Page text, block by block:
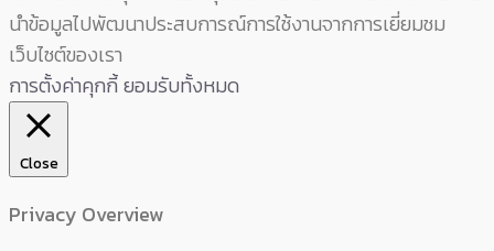
นำข้อมูลไปพัฒนาประสบการณ์การใช้งานจากการเยี่ยมชม
เว็บไซต์ของเรา
การตั้งค่าคุกกี้ยอมรับทั้งหมด
Close
Privacy Overview